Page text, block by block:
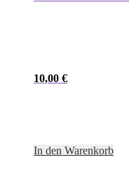
10,00 €
In den Warenkorb